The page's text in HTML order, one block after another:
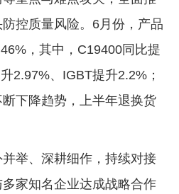
控质量风险。6月份，产品
，其中，C19400同比提
2.97%、IGBT提升2.2%；
下降趋势，上半年退换货
举、深耕细作，持续对接
家知名企业达成战略合作